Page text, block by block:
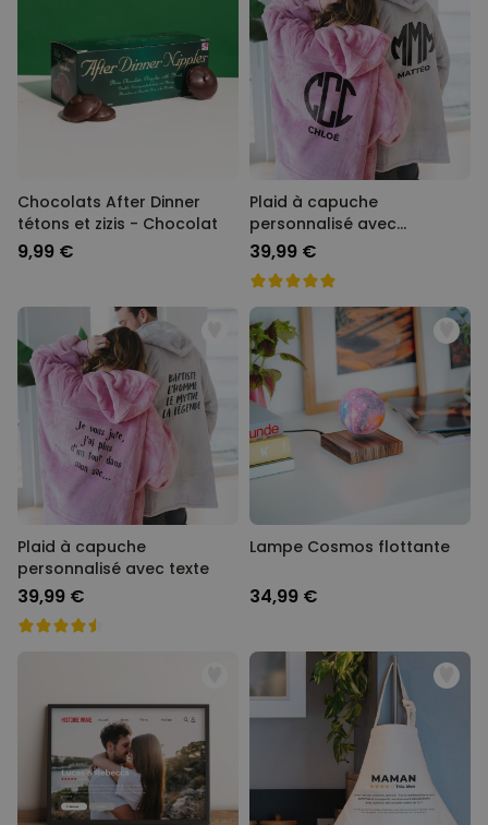
Chocolats After Dinner
tétons et zizis - Chocolat
9,99 €
Plaid à capuche
personnalisé avec
monogramme
39,99 €
Plaid à capuche
personnalisé avec texte
39,99 €
Lampe Cosmos flottante
34,99 €